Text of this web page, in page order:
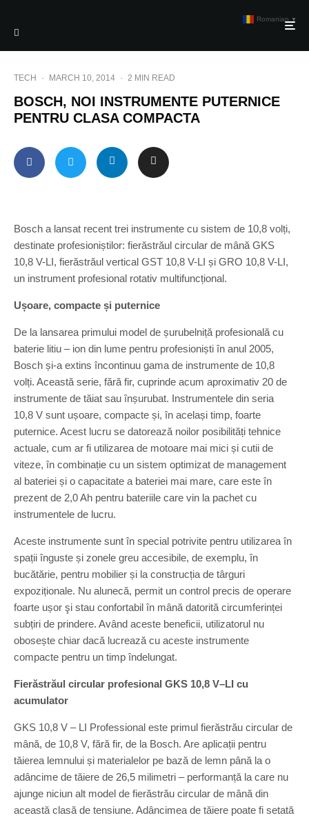
TECH · MARCH 10, 2014 · 2 MIN READ
BOSCH, NOI INSTRUMENTE PUTERNICE
PENTRU CLASA COMPACTA
Bosch a lansat recent trei instrumente cu sistem de 10,8 volți,
destinate profesioniștilor: fierăstrăul circular de mână GKS
10,8 V-LI, fierăstrăul vertical GST 10,8 V-LI și GRO 10,8 V-LI,
un instrument profesional rotativ multifuncțional.
Ușoare, compacte și puternice
De la lansarea primului model de șurubelniță profesională cu
baterie litiu – ion din lume pentru profesioniști în anul 2005,
Bosch și-a extins încontinuu gama de instrumente de 10,8
volți. Această serie, fără fir, cuprinde acum aproximativ 20 de
instrumente de tăiat sau înșurubat. Instrumentele din seria
10,8 V sunt ușoare, compacte și, în același timp, foarte
puternice. Acest lucru se datorează noilor posibilități tehnice
actuale, cum ar fi utilizarea de motoare mai mici și cutii de
viteze, în combinație cu un sistem optimizat de management
al bateriei și o capacitate a bateriei mai mare, care este în
prezent de 2,0 Ah pentru bateriile care vin la pachet cu
instrumentele de lucru.
Aceste instrumente sunt în special potrivite pentru utilizarea în
spații înguste și zonele greu accesibile, de exemplu, în
bucătărie, pentru mobilier și la construcția de târguri
expoziționale. Nu alunecă, permit un control precis de operare
foarte ușor şi stau confortabil în mână datorită circumferinței
subțiri de prindere. Având aceste beneficii, utilizatorul nu
obosește chiar dacă lucrează cu aceste instrumente
compacte pentru un timp îndelungat.
Fierăstrăul circular profesional GKS 10,8 V–LI cu
acumulator
GKS 10,8 V – LI Professional este primul fierăstrău circular de
mână, de 10,8 V, fără fir, de la Bosch. Are aplicații pentru
tăierea lemnului și materialelor pe bază de lemn până la o
adâncime de tăiere de 26,5 milimetri – performanță la care nu
ajunge niciun alt model de fierăstrău circular de mână din
această clasă de tensiune. Adâncimea de tăiere poate fi setată
Romanian ▼